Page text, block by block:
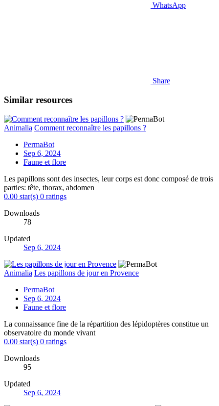
WhatsApp
Share
Similar resources
Animalia Comment reconnaître les papillons ?
PermaBot
Sep 6, 2024
Faune et flore
Les papillons sont des insectes, leur corps est donc composé de trois
parties: tête, thorax, abdomen
0.00 star(s) 0 ratings
Downloads
78
Updated
Sep 6, 2024
Animalia Les papillons de jour en Provence
PermaBot
Sep 6, 2024
Faune et flore
La connaissance fine de la répartition des lépidoptères constitue un
observatoire du monde vivant
0.00 star(s) 0 ratings
Downloads
95
Updated
Sep 6, 2024